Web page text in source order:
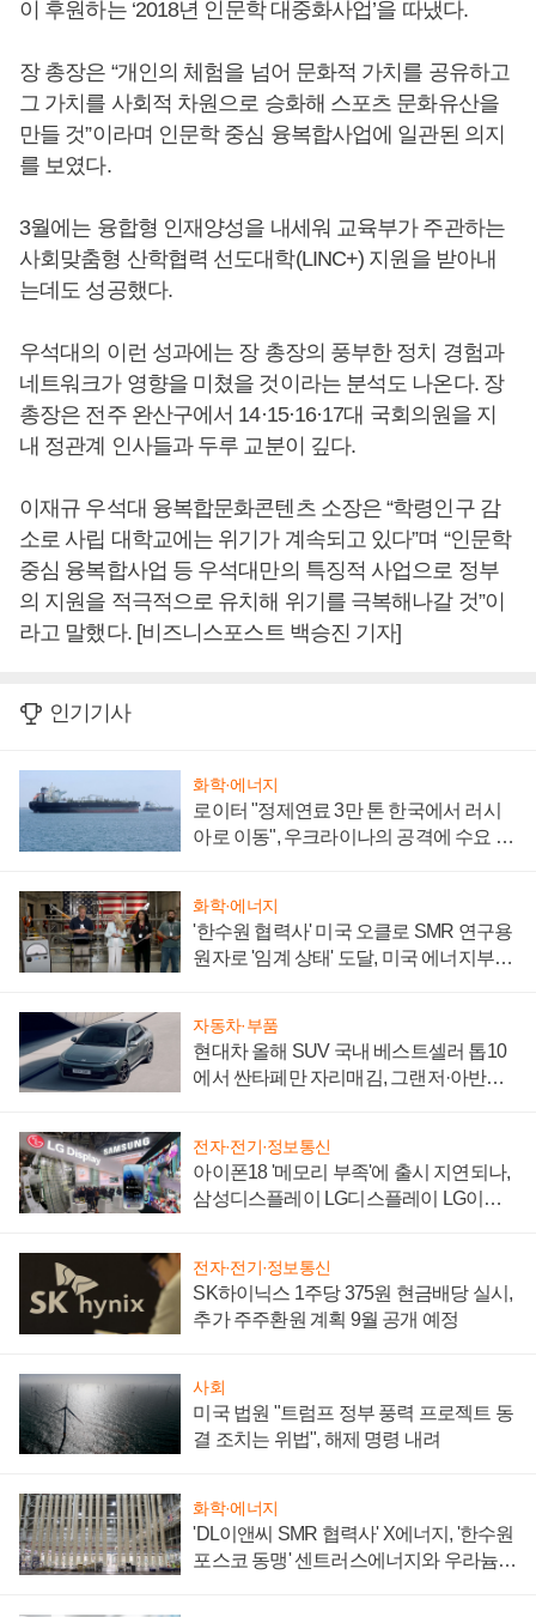
이 후원하는 ‘2018년 인문학 대중화사업’을 따냈다.
장 총장은 “개인의 체험을 넘어 문화적 가치를 공유하고
그 가치를 사회적 차원으로 승화해 스포츠 문화유산을
만들 것”이라며 인문학 중심 융복합사업에 일관된 의지
를 보였다.
3월에는 융합형 인재양성을 내세워 교육부가 주관하는
사회맞춤형 산학협력 선도대학(LINC+) 지원을 받아내
는데도 성공했다.
우석대의 이런 성과에는 장 총장의 풍부한 정치 경험과
네트워크가 영향을 미쳤을 것이라는 분석도 나온다. 장
총장은 전주 완산구에서 14·15·16·17대 국회의원을 지
내 정관계 인사들과 두루 교분이 깊다.
이재규 우석대 융복합문화콘텐츠 소장은 “학령인구 감
소로 사립 대학교에는 위기가 계속되고 있다”며 “인문학
중심 융복합사업 등 우석대만의 특징적 사업으로 정부
의 지원을 적극적으로 유치해 위기를 극복해나갈 것”이
라고 말했다. [비즈니스포스트 백승진 기자]
인기기사
화학·에너지
로이터 "정제연료 3만 톤 한국에서 러시
아로 이동", 우크라이나의 공격에 수요 늘
화학·에너지
'한수원 협력사' 미국 오클로 SMR 연구용
원자로 '임계 상태' 도달, 미국 에너지부
자동차·부품
현대차 올해 SUV 국내 베스트셀러 톱10
에서 싼타페만 자리매김, 그랜저·아반떼
전자·전기·정보통신
아이폰18 '메모리 부족'에 출시 지연되나,
삼성디스플레이 LG디스플레이 LG이노
전자·전기·정보통신
SK하이닉스 1주당 375원 현금배당 실시,
추가 주주환원 계획 9월 공개 예정
사회
미국 법원 "트럼프 정부 풍력 프로젝트 동
결 조치는 위법", 해제 명령 내려
화학·에너지
'DL이앤씨 SMR 협력사' X에너지, '한수원
포스코 동맹' 센트러스에너지와 우라늄